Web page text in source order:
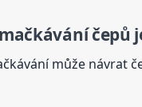
čepů
může návrat